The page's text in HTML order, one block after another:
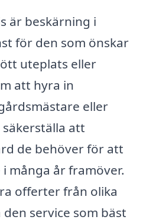
är beskärning i
för den som önskar
uteplats eller
att hyra in
eller
att
de behöver för att
många år framöver.
offerter från olika
service som bäst